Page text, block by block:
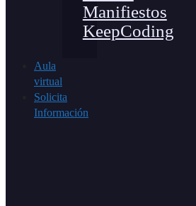
Manifiestos
KeepCoding
Aula
virtual
Solicita
Información